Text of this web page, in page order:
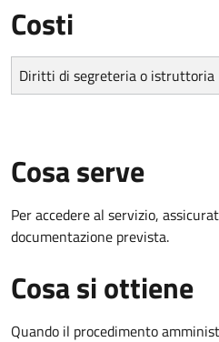
Costi
Diritti di segreteria o istruttoria
Cosa serve
Per accedere al servizio,
documentazione prevista.
Cosa si ottiene
Quando il procedimento